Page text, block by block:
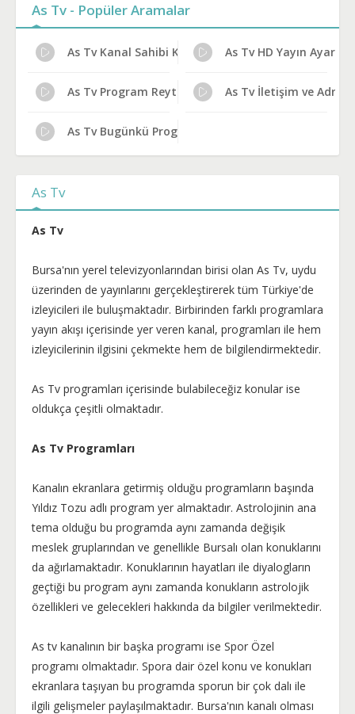
As Tv - Popüler Aramalar
As Tv Kanal Sahibi Kim? As Tv HD Yayın Ayarları
As Tv Program Reytingleri As Tv İletişim ve Adres
As Tv Bugünkü Programlar
As Tv
As Tv
Bursa'nın yerel televizyonlarından birisi olan As Tv, uydu
üzerinden de yayınlarını gerçekleştirerek tüm Türkiye'de
izleyicileri ile buluşmaktadır. Birbirinden farklı programlara
yayın akışı içerisinde yer veren kanal, programları ile hem
izleyicilerinin ilgisini çekmekte hem de bilgilendirmektedir.
As Tv programları içerisinde bulabileceğiz konular ise
oldukça çeşitli olmaktadır.
As Tv Programları
Kanalın ekranlara getirmiş olduğu programların başında
Yıldız Tozu adlı program yer almaktadır. Astrolojinin ana
tema olduğu bu programda aynı zamanda değişik
meslek gruplarından ve genellikle Bursalı olan konuklarını
da ağırlamaktadır. Konuklarının hayatları ile diyalogların
geçtiği bu program aynı zamanda konukların astrolojik
özellikleri ve gelecekleri hakkında da bilgiler verilmektedir.
As tv kanalının bir başka programı ise Spor Özel
programı olmaktadır. Spora dair özel konu ve konukları
ekranlara taşıyan bu programda sporun bir çok dalı ile
ilgili gelişmeler paylaşılmaktadır. Bursa'nın kanalı olması